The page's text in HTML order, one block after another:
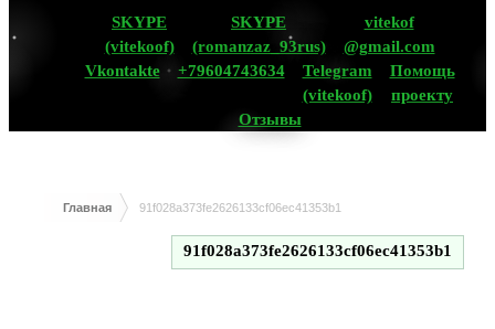
SKYPE
(vitekoof)
SKYPE
(romanzaz_93rus)
vitekof
@gmail.com
Vkontakte
+79604743634
Telegram
(vitekoof)
Помощь
проекту
Отзывы
Главная 91f028a373fe2626133cf06ec41353b1
91f028a373fe2626133cf06ec41353b1